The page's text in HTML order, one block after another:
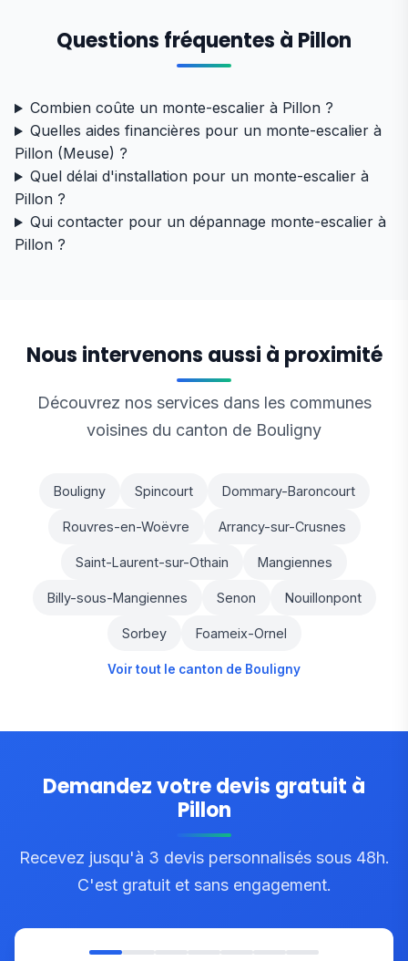
Questions fréquentes à Pillon
Combien coûte un monte-escalier à Pillon ?
Quelles aides financières pour un monte-escalier à
Pillon (Meuse) ?
Quel délai d'installation pour un monte-escalier à
Pillon ?
Qui contacter pour un dépannage monte-escalier à
Pillon ?
Nous intervenons aussi à proximité
Découvrez nos services dans les communes
voisines du canton de Bouligny
Bouligny Spincourt Dommary-Baroncourt
Rouvres-en-Woëvre Arrancy-sur-Crusnes
Saint-Laurent-sur-Othain Mangiennes
Billy-sous-Mangiennes Senon Nouillonpont
Sorbey Foameix-Ornel
Voir tout le canton de Bouligny
Demandez votre devis gratuit à
Pillon
Recevez jusqu'à 3 devis personnalisés sous 48h.
C'est gratuit et sans engagement.